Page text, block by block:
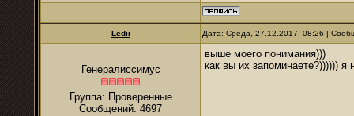
Ledii Дата: Среда, 27.12.2017, 08:26 |
Генералиссимус
Группа: Проверенные
Сообщений: 4697
выше моего понимания)))
как вы их запоминаете?)))))) я